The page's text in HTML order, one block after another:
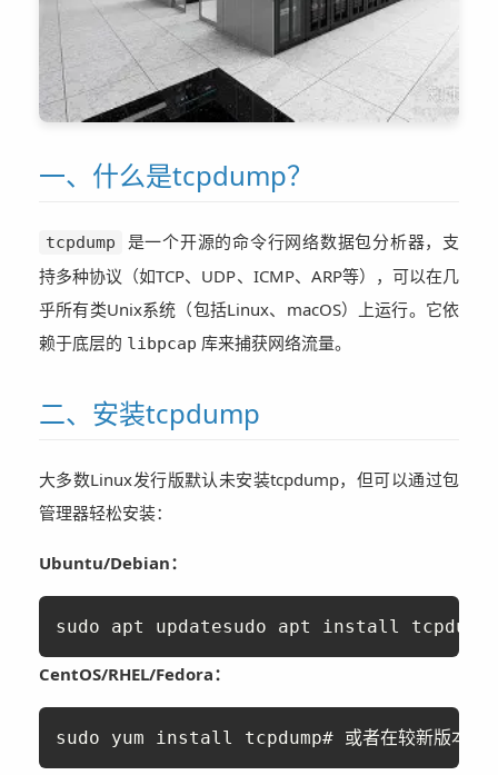
一、什么是tcpdump？
tcpdump
是一个开源的命令行网络数据包分析器，支
持多种协议（如TCP、UDP、ICMP、ARP等），可以在几
乎所有类Unix系统（包括Linux、macOS）上运行。它依
赖于底层的 libpcap 库来捕获网络流量。
二、安装tcpdump
大多数Linux发行版默认未安装tcpdump，但可以通过包
管理器轻松安装：
Ubuntu/Debian：
sudo apt updatesudo apt install tcpdump
CentOS/RHEL/Fedora：
sudo yum install tcpdump# 或者在较新版本